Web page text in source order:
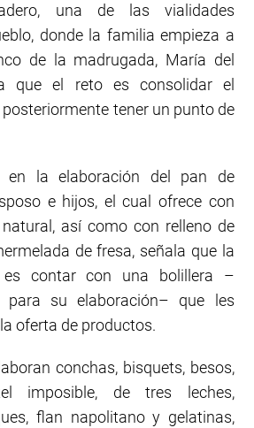
una de las vialidades
donde la familia empieza a
de la madrugada, María del
que el reto es consolidar el
tener un punto de
en la elaboración del pan de
e hijos, el cual ofrece con
así como con relleno de
de fresa, señala que la
es contar con una bolillera –
para su elaboración– que les
oferta de productos.
conchas, bisquets, besos,
imposible, de tres leches,
flan napolitano y gelatinas,